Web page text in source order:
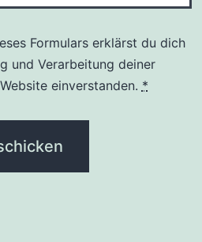
Formulars erklärst du dich
und Verarbeitung deiner
einverstanden. *